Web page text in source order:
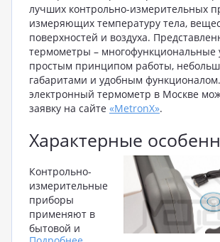
лучших контрольно-измерительных
измеряющих температуру тела,
поверхностей и воздуха.
термометры – многофункциональные
простым принципом работы,
габаритами и удобным
электронный термометр в Москве
заявку на сайте «MetronX».
Характерные
Контрольно-
измерительные
приборы
применяют в
бытовой и